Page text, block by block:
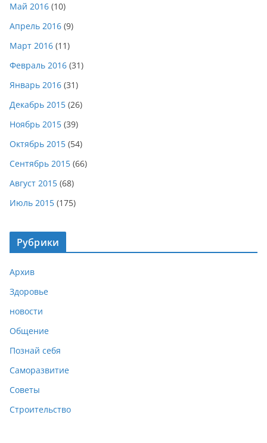
Май 2016 (10)
Апрель 2016 (9)
Март 2016 (11)
Февраль 2016 (31)
Январь 2016 (31)
Декабрь 2015 (26)
Ноябрь 2015 (39)
Октябрь 2015 (54)
Сентябрь 2015 (66)
Август 2015 (68)
Июль 2015 (175)
Рубрики
Архив
Здоровье
новости
Общение
Познай себя
Саморазвитие
Советы
Строительство